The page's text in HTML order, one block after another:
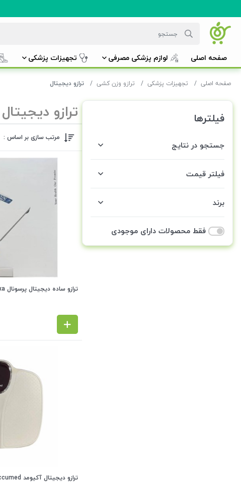
صفحه اصلی لوازم پزشکی مصرفی تجهیزات پزشکی
صفحه اصلی تجهیزات پزشکی ترازو وزن کشی ترازو دیجیتال
فیلترها
جستجو در نتایج
فیلتر قیمت
برند
فقط محصولات دارای موجودی
ترازو دیجیتال
مرتب سازی بر اساس :
ترازو ساده دیجیتال پرسونال Wexa